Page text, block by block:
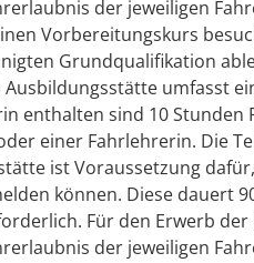
der jeweiligen
Vorbereitungskurs
Grundqualifikation
sstätte umfasst
enthalten sind 10 Stunden
einer Fahrlehrerin. Die
ist Voraussetzung
können. Diese dauert
Für den Erwerb der
der jeweiligen